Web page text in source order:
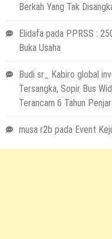
Berkah Yang Tak
Elidafa pada PPRSS :
Buka Usaha
Budi sr_ Kabiro global
Tersangka, Sopir Bus
Terancam 6 Tahun
musa r2b pada Event